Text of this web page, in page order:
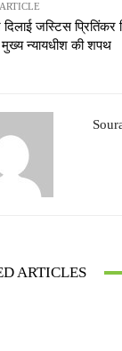
जस्टिस प्रितिंकर
मुख्य न्यायधीश की शपथ
ARTICLES